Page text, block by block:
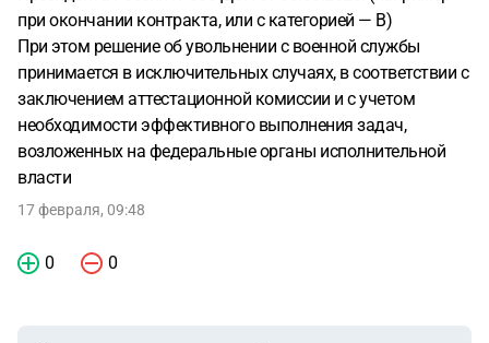
при окончании контракта, или с категорией — В)
При этом решение об увольнении с военной службы
принимается в исключительных случаях, в соответствии с
заключением аттестационной комиссии и с учетом
необходимости эффективного выполнения задач,
возложенных на федеральные органы исполнительной
власти
17 февраля, 09:48
0 0